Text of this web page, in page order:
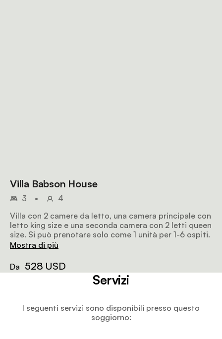
Villa Babson House
3 •
4
Villa con 2 camere da letto, una camera principale con
letto king size e una seconda camera con 2 letti queen
size. Si può prenotare solo come 1 unità per 1-6 ospiti.
Mostra di più
Da 528 USD
Servizi
I seguenti servizi sono disponibili presso questo
soggiorno: